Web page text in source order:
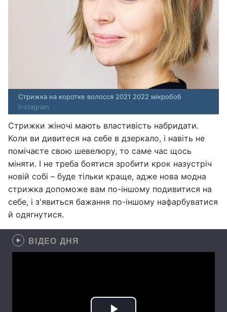
Стрижка на коротке волосся 2021 2022 мікробоб
Instagram
Стрижки жіночі мають властивість набридати.
Коли ви дивитеся на себе в дзеркало, і навіть не
помічаєте свою шевелюру, то саме час щось
міняти. І не треба боятися зробити крок назустріч
новій собі – буде тільки краще, адже нова модна
стрижка допоможе вам по-іншому подивитися на
себе, і з'явиться бажання по-іншому нафарбуватися
й одягнутися.
ВІДЕО ДНЯ